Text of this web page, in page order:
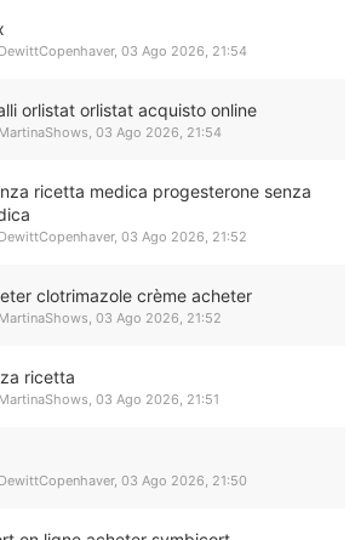
DewittCopenhaver, 03 Ago 2026, 21:54
orlistat orlistat acquisto online
MartinaShows, 03 Ago 2026, 21:54
ricetta medica progesterone senza
DewittCopenhaver, 03 Ago 2026, 21:52
clotrimazole crème acheter
MartinaShows, 03 Ago 2026, 21:52
ricetta
MartinaShows, 03 Ago 2026, 21:51
DewittCopenhaver, 03 Ago 2026, 21:50